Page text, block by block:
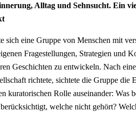
Alltag und Sehnsucht. Ein
sich eine Gruppe von Menschen mit
Fragestellungen, Strategien und
Geschichten zu entwickeln. Nach
richtete, sichtete die Gruppe die
kuratorischen Rolle auseinander: Was
welche nicht gehört?